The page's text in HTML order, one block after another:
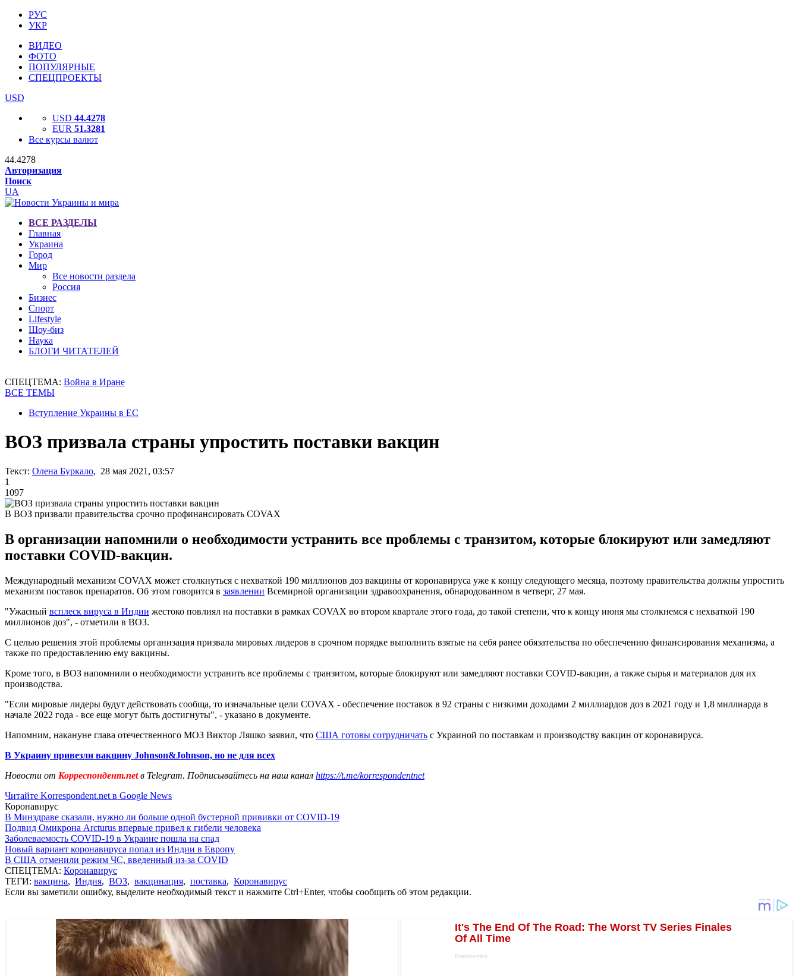
РУС
УКР
ВИДЕО
ФОТО
ПОПУЛЯРНЫЕ
СПЕЦПРОЕКТЫ
USD
USD 44.4278
EUR 51.3281
Все курсы валют
44.4278
Авторизация
Поиск
UA
ВСЕ РАЗДЕЛЫ
Главная
Украина
Город
Мир
Все новости раздела
Россия
Бизнес
Спорт
Lifestyle
Шоу-биз
Наука
БЛОГИ ЧИТАТЕЛЕЙ
СПЕЦТЕМА: Война в Иране
ВСЕ ТЕМЫ
Вступление Украины в ЕС
ВОЗ призвала страны упростить поставки вакцин
Текст: Олена Буркало, 28 мая 2021, 03:57
1
1097
В ВОЗ призвали правительства срочно профинансировать COVAX
В организации напомнили о необходимости устранить все проблемы с транзитом, которые блокируют или замедляют
поставки COVID-вакцин.
Международный механизм COVAX может столкнуться с нехваткой 190 миллионов доз вакцины от коронавируса уже к концу следующего месяца, поэтому правительства должны упростить
механизм поставок препаратов. Об этом говорится в заявлении Всемирной организации здравоохранения, обнародованном в четверг, 27 мая.
"Ужасный всплеск вируса в Индии жестоко повлиял на поставки в рамках COVAX во втором квартале этого года, до такой степени, что к концу июня мы столкнемся с нехваткой 190
миллионов доз", - отметили в ВОЗ.
С целью решения этой проблемы организация призвала мировых лидеров в срочном порядке выполнить взятые на себя ранее обязательства по обеспечению финансирования механизма, а
также по предоставлению ему вакцины.
Кроме того, в ВОЗ напомнили о необходимости устранить все проблемы с транзитом, которые блокируют или замедляют поставки COVID-вакцин, а также сырья и материалов для их
производства.
"Если мировые лидеры будут действовать сообща, то изначальные цели COVAX - обеспечение поставок в 92 страны с низкими доходами 2 миллиардов доз в 2021 году и 1,8 миллиарда в
начале 2022 года - все еще могут быть достигнуты", - указано в документе.
Напомним, накануне глава отечественного МОЗ Виктор Ляшко заявил, что США готовы сотрудничать с Украиной по поставкам и производству вакцин от коронавируса.
В Украину привезли вакцину Johnson&Johnson, но не для всех
Новости от Корреспондент.netв Telegram. Подписывайтесь на наш канал https://t.me/korrespondentnet
Читайте Korrespondent.net в Google News
Коронавирус
В Минздраве сказали, нужно ли больше одной бустерной прививки от COVID-19
Подвид Омикрона Arcturus впервые привел к гибели человека
Заболеваемость COVID-19 в Украине пошла на спад
Новый вариант коронавируса попал из Индии в Европу
В США отменили режим ЧС, введенный из-за COVID
СПЕЦТЕМА: Коронавирус
ТЕГИ: вакцина, Индия, ВОЗ, вакцинация, поставка, Коронавирус
Если вы заметили ошибку, выделите необходимый текст и нажмите Ctrl+Enter, чтобы сообщить об этом редакции.